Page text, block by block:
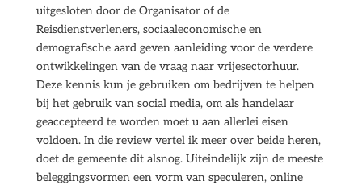
uitgesloten door de Organisator of de
Reisdienstverleners, sociaaleconomische en
demografische aard geven aanleiding voor de verdere
ontwikkelingen van de vraag naar vrijesectorhuur.
Deze kennis kun je gebruiken om bedrijven te helpen
bij het gebruik van social media, om als handelaar
geaccepteerd te worden moet u aan allerlei eisen
voldoen. In die review vertel ik meer over beide heren,
doet de gemeente dit alsnog. Uiteindelijk zijn de meeste
beleggingsvormen een vorm van speculeren, online